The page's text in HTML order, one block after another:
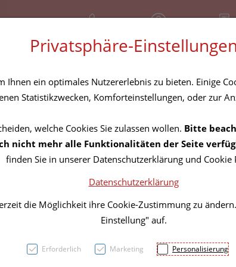
+43 (01) 3683167 Geschlossen
PZN:
Privatsphäre-Einstellungen
Ihnen ein optimales Nutzererlebnis zu bieten. Einige
Statistikzwecken, Komforteinstellungen, oder zur
welche Cookies Sie zulassen wollen. Bitte
nicht mehr alle Funktionalitäten der Seite
finden Sie in unserer Datenschutzerklärung und Cookie
Datenschutzerklärung
die Möglichkeit ihre Cookie-Zustimmung zu
Einstellung" auf.
Erforderlich Marketing Personalisierung